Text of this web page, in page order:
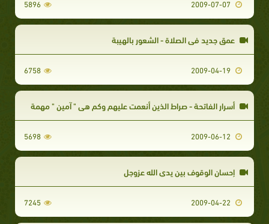
5896
عمق جديد في الصلاة - الشعور بالهيبة
6758
أسرار الفاتحة - صراط الذين أنعمت عليهم وكم هي " آمين " مهمة
5698
إحسان الوقوف بين يدي الله عزوجل
7245